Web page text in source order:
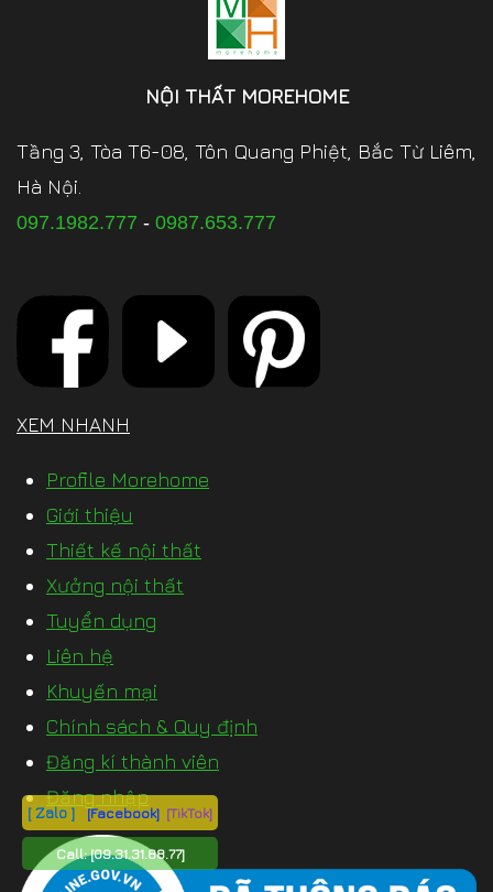
[ Zalo ] [Facebook] [TikTok]
Call:[09.31.31.88.77]
NỘI THẤT MOREHOME
Tầng 3, Tòa T6-08, Tôn Quang Phiệt, Bắc Từ Liêm,
Hà Nội.
097.1982.777 - 0987.653.777
XEM NHANH
Profile Morehome
Giới thiệu
Thiết kế nội thất
Xưởng nội thất
Tuyển dụng
Liên hệ
Khuyến mại
Chính sách & Quy định
Đăng kí thành viên
Đăng nhập